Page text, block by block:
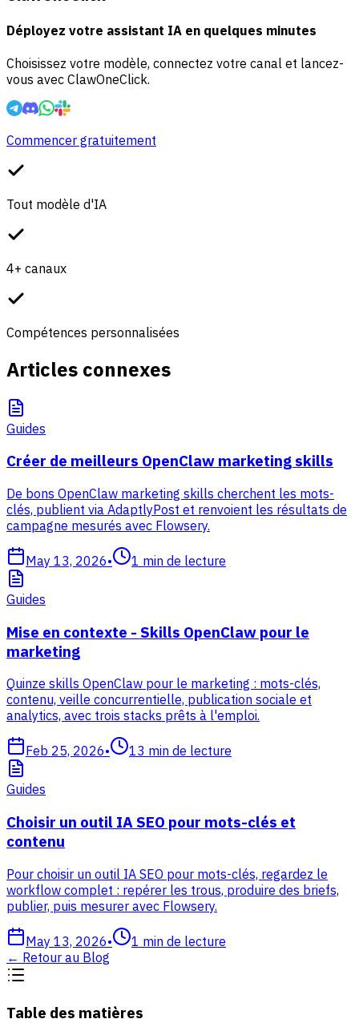
Déployez votre assistant IA en quelques minutes
Choisissez votre modèle, connectez votre canal et lancez-
vous avec ClawOneClick.
Commencer gratuitement
Tout modèle d'IA
4+ canaux
Compétences personnalisées
Articles connexes
Guides
Créer de meilleurs OpenClaw marketing skills
De bons OpenClaw marketing skills cherchent les mots-
clés, publient via AdaptlyPost et renvoient les résultats de
campagne mesurés avec Flowsery.
May 13, 2026• 1 min de lecture
Guides
Mise en contexte - Skills OpenClaw pour le
marketing
Quinze skills OpenClaw pour le marketing : mots-clés,
contenu, veille concurrentielle, publication sociale et
analytics, avec trois stacks prêts à l'emploi.
Feb 25, 2026• 13 min de lecture
Guides
Choisir un outil IA SEO pour mots-clés et
contenu
Pour choisir un outil IA SEO pour mots-clés, regardez le
workflow complet : repérer les trous, produire des briefs,
publier, puis mesurer avec Flowsery.
May 13, 2026• 1 min de lecture
← Retour au Blog
Table des matières